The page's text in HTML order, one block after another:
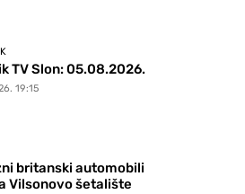
TV Slon: 05.08.2026.
19:15
britanski automobili
Vilsonovo šetalište